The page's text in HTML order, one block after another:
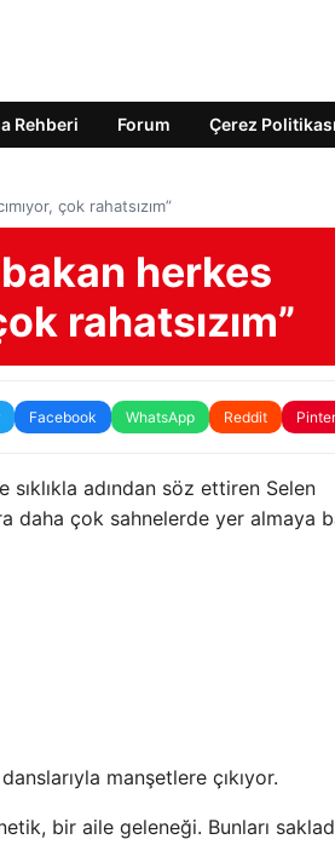
Rehberi Forum Çerez Politikası
çok rahatsızım”
herkes
rahatsızım”
Facebook WhatsApp Reddit
sıklıkla adından söz ettiren Selen
daha çok sahnelerde yer almaya
manşetlere çıkıyor.
bir aile geleneği. Bunları